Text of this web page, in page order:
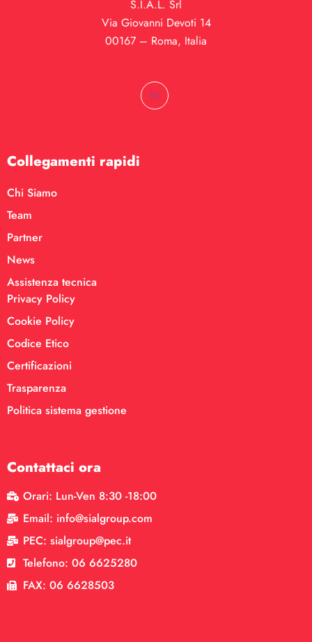
S.I.A.L. Srl
Via Giovanni Devoti 14
00167 – Roma, Italia
Collegamenti rapidi
Chi Siamo
Team
Partner
News
Assistenza tecnica
Privacy Policy
Cookie Policy
Codice Etico
Certificazioni
Trasparenza
Politica sistema gestione
Contattaci ora
Orari: Lun-Ven 8:30 -18:00
Email: info@sialgroup.com
PEC: sialgroup@pec.it
Telefono: 06 6625280
FAX: 06 6628503